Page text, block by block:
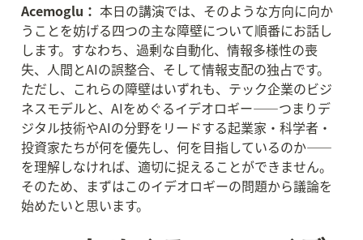
Acemoglu： 本日の講演では、そのような方向に向か
うことを妨げる四つの主な障壁について順番にお話し
します。すなわち、過剰な自動化、情報多様性の喪
失、人間とAIの誤整合、そして情報支配の独占です。
ただし、これらの障壁はいずれも、テック企業のビジ
ネスモデルと、AIをめぐるイデオロギー——つまりデ
ジタル技術やAIの分野をリードする起業家・科学者・
投資家たちが何を優先し、何を目指しているのか——
を理解しなければ、適切に捉えることができません。
そのため、まずはこのイデオロギーの問題から議論を
始めたいと思います。